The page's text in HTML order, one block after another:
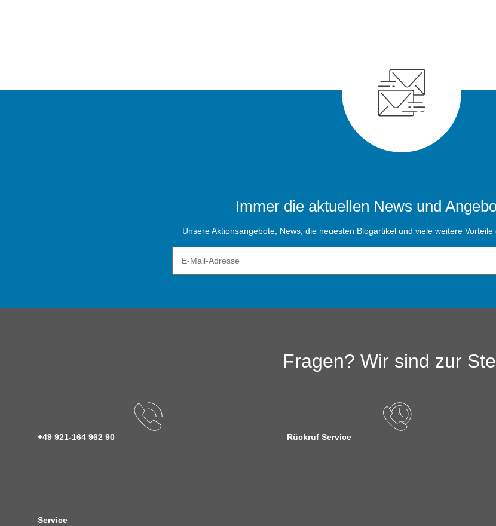
Immer die aktuellen News und
Unsere Aktionsangebote, News, die neuesten Blogartikel und viele weitere
Fragen? Wir sind zur
+49 921-164 962 90 Rückruf Service
Service